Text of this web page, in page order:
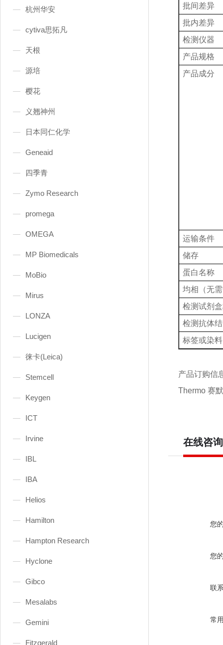
杭州华安
cytiva思拓凡
天根
源培
樱花
义翘神州
日本同仁化学
Geneaid
四季青
Zymo Research
promega
OMEGA
MP Biomedicals
MoBio
Mirus
LONZA
Lucigen
徕卡(Leica)
Stemcell
Keygen
ICT
Irvine
IBL
IBA
Helios
Hamilton
Hampton Research
Hyclone
Gibco
Mesalabs
Gemini
Fitzgerald
批间差异
批内差异
检测仪器
产品规格
产品成分
运输条件
储存
蛋白名称
均相（无
检测试剂
检测抗体
标签或染料
产品订购信
Thermo 赛
在线咨询
您
您
联
常